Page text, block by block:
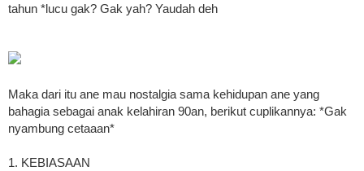
tahun *lucu gak? Gak yah? Yaudah deh
Maka dari itu ane mau nostalgia sama kehidupan ane yang
bahagia sebagai anak kelahiran 90an, berikut cuplikannya: *Gak
nyambung cetaaan*
1. KEBIASAAN